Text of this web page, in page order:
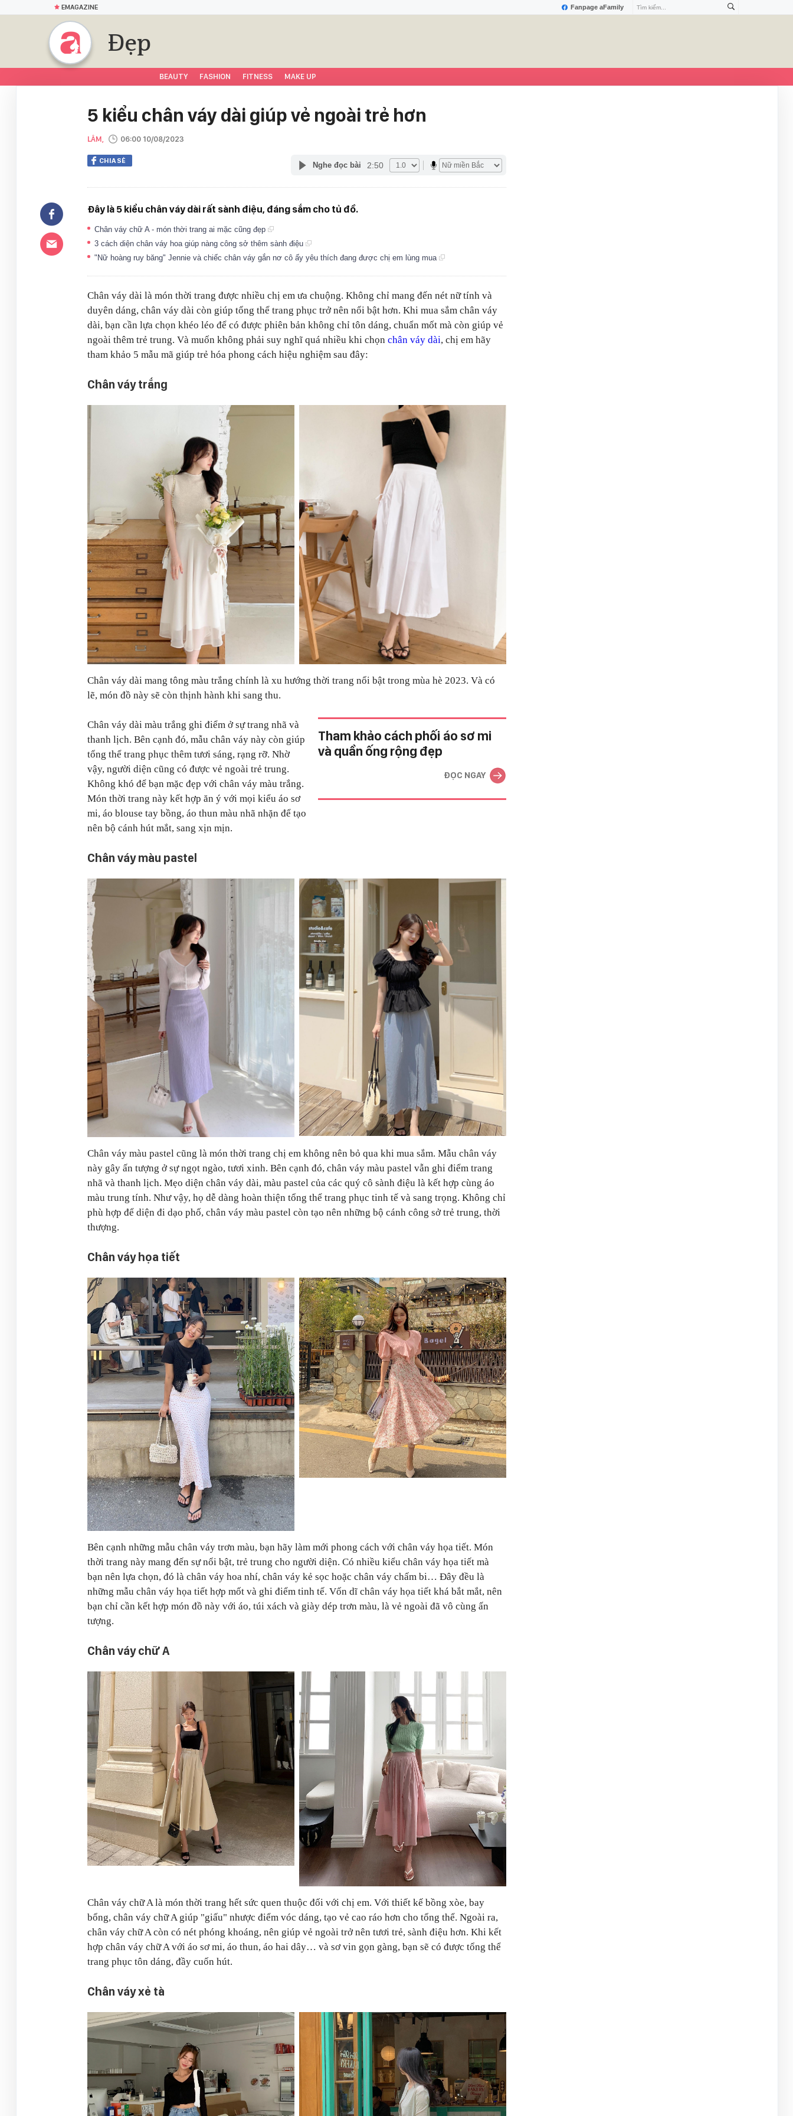
Fanpage aFamily
EMAGAZINE
Đẹp
BEAUTY FASHION FITNESS MAKE UP
5 kiểu chân váy dài giúp vẻ ngoài trẻ hơn
LÂM, 06:00 10/08/2023
CHIA SẺ Nghe đọc bài 2:50
Đây là 5 kiểu chân váy dài rất sành điệu, đáng sắm cho tủ đồ.
Chân váy chữ A - món thời trang ai mặc cũng đẹp
3 cách diện chân váy hoa giúp nàng công sở thêm sành điệu
"Nữ hoàng ruy băng" Jennie và chiếc chân váy gắn nơ cô ấy yêu thích đang được chị em lùng mua
Chân váy dài là món thời trang được nhiều chị em ưa chuộng. Không chỉ mang đến nét nữ tính và
duyên dáng, chân váy dài còn giúp tổng thể trang phục trở nên nổi bật hơn. Khi mua sắm chân váy
dài, bạn cần lựa chọn khéo léo để có được phiên bản không chỉ tôn dáng, chuẩn mốt mà còn giúp vẻ
ngoài thêm trẻ trung. Và muốn không phải suy nghĩ quá nhiều khi chọn chân váy dài, chị em hãy
tham khảo 5 mẫu mã giúp trẻ hóa phong cách hiệu nghiệm sau đây:
Chân váy trắng
Chân váy dài mang tông màu trắng chính là xu hướng thời trang nổi bật trong mùa hè 2023. Và có
lẽ, món đồ này sẽ còn thịnh hành khi sang thu.
Tham khảo cách phối áo sơ mi
và quần ống rộng đẹp
ĐỌC NGAY
Chân váy dài màu trắng ghi điểm ở sự trang nhã và
thanh lịch. Bên cạnh đó, mẫu chân váy này còn giúp
tổng thể trang phục thêm tươi sáng, rạng rỡ. Nhờ
vậy, người diện cũng có được vẻ ngoài trẻ trung.
Không khó để bạn mặc đẹp với chân váy màu trắng.
Món thời trang này kết hợp ăn ý với mọi kiểu áo sơ
mi, áo blouse tay bồng, áo thun màu nhã nhặn để tạo
nên bộ cánh hút mắt, sang xịn mịn.
Chân váy màu pastel
Chân váy màu pastel cũng là món thời trang chị em không nên bỏ qua khi mua sắm. Mẫu chân váy
này gây ấn tượng ở sự ngọt ngào, tươi xinh. Bên cạnh đó, chân váy màu pastel vẫn ghi điểm trang
nhã và thanh lịch. Mẹo diện chân váy dài, màu pastel của các quý cô sành điệu là kết hợp cùng áo
màu trung tính. Như vậy, họ dễ dàng hoàn thiện tổng thể trang phục tinh tế và sang trọng. Không chỉ
phù hợp để diện đi dạo phố, chân váy màu pastel còn tạo nên những bộ cánh công sở trẻ trung, thời
thượng.
Chân váy họa tiết
Bên cạnh những mẫu chân váy trơn màu, bạn hãy làm mới phong cách với chân váy họa tiết. Món
thời trang này mang đến sự nổi bật, trẻ trung cho người diện. Có nhiều kiểu chân váy họa tiết mà
bạn nên lựa chọn, đó là chân váy hoa nhí, chân váy kẻ sọc hoặc chân váy chấm bi… Đây đều là
những mẫu chân váy họa tiết hợp mốt và ghi điểm tinh tế. Vốn dĩ chân váy họa tiết khá bắt mắt, nên
bạn chỉ cần kết hợp món đồ này với áo, túi xách và giày dép trơn màu, là vẻ ngoài đã vô cùng ấn
tượng.
Chân váy chữ A
Chân váy chữ A là món thời trang hết sức quen thuộc đối với chị em. Với thiết kế bồng xòe, bay
bổng, chân váy chữ A giúp "giấu" nhược điểm vóc dáng, tạo vẻ cao ráo hơn cho tổng thể. Ngoài ra,
chân váy chữ A còn có nét phóng khoáng, nên giúp vẻ ngoài trở nên tươi trẻ, sành điệu hơn. Khi kết
hợp chân váy chữ A với áo sơ mi, áo thun, áo hai dây… và sơ vin gọn gàng, bạn sẽ có được tổng thể
trang phục tôn dáng, đầy cuốn hút.
Chân váy xẻ tà